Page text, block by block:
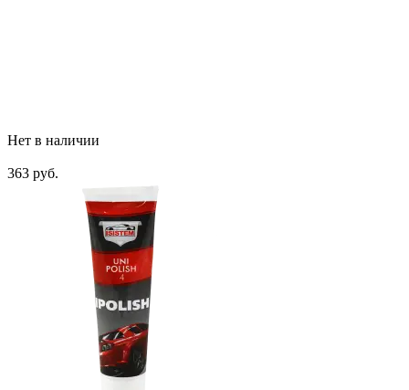
Нет в наличии
363 руб.